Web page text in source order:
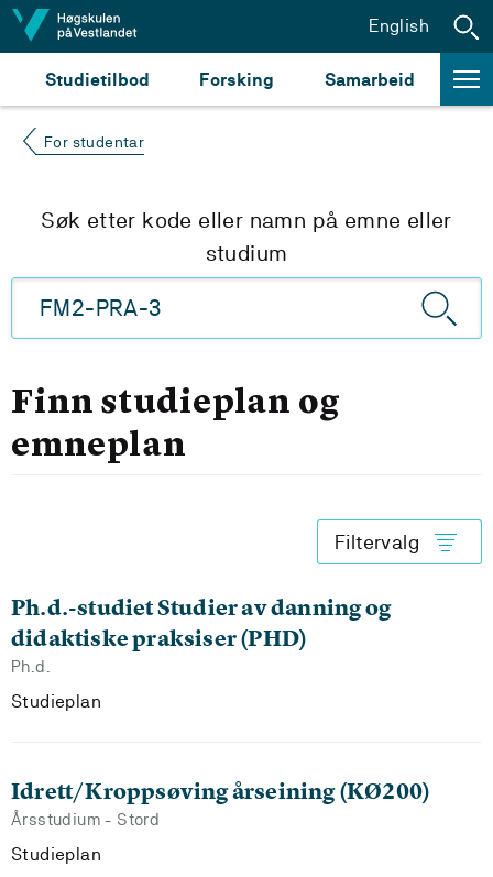
Hopp til innhald
Studietilbod Forsking Samarbeid
English
For studentar
Søk etter kode eller namn på emne eller
studium
Finn studieplan og
emneplan
Filtervalg
Ph.d.-studiet Studier av danning og
didaktiske praksiser (PHD)
Ph.d.
Studieplan
Idrett/Kroppsøving årseining (KØ200)
Årsstudium - Stord
Studieplan